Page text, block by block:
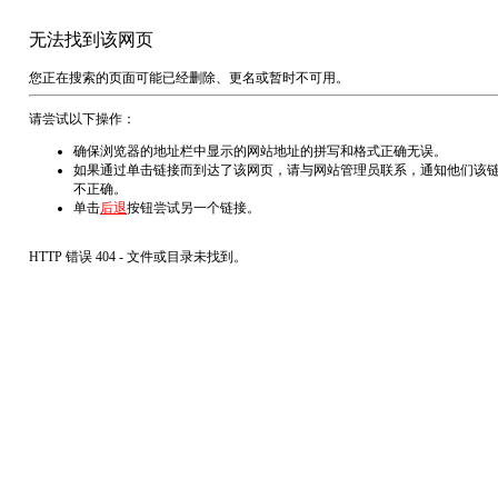
无法找到该网页
您正在搜索的页面可能已经删除、更名或暂时不可用。
请尝试以下操作：
确保浏览器的地址栏中显示的网站地址的拼写和格式正确无误。
如果通过单击链接而到达了该网页，请与网站管理员联系，通知他们该
不正确。
单击后退按钮尝试另一个链接。
HTTP 错误 404 - 文件或目录未找到。